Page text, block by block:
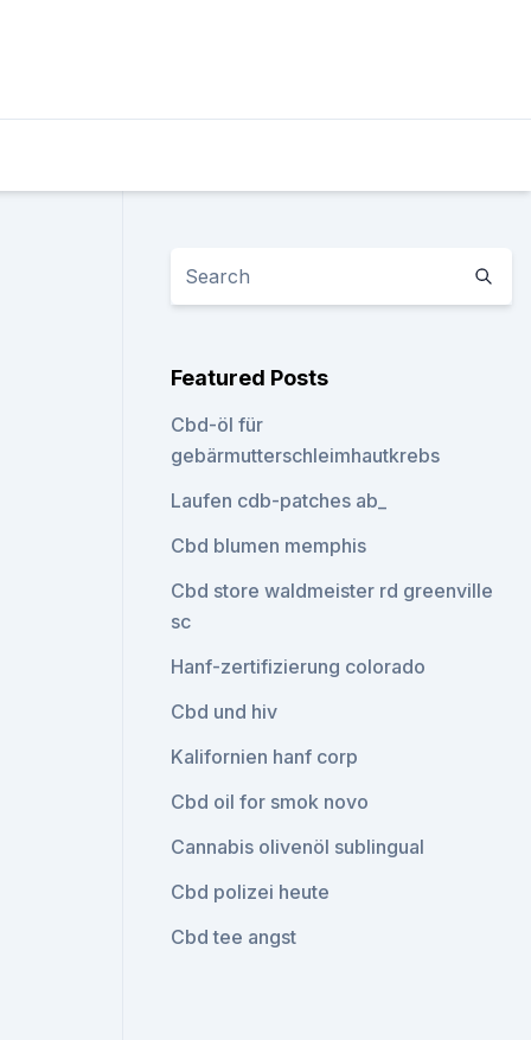
Featured Posts
Cbd-öl für
gebärmutterschleimhautkrebs
Laufen cdb-patches ab_
Cbd blumen memphis
Cbd store waldmeister rd greenville
sc
Hanf-zertifizierung colorado
Cbd und hiv
Kalifornien hanf corp
Cbd oil for smok novo
Cannabis olivenöl sublingual
Cbd polizei heute
Cbd tee angst